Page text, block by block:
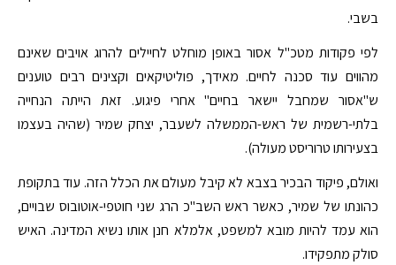
בשבי.
לפי פקודות מטכ"ל אסור באופן מוחלט לחיילים להרוג אויבים שאינם
מהווים עוד סכנה לחיים. מאידך, פוליטיקאים וקצינים רבים טוענים
ש"אסור שמחבל יישאר בחיים" אחרי פיגוע. זאת הייתה הנחייה
בלתי-רשמית של ראש-הממשלה לשעבר, יצחק שמיר (שהיה בעצמו
בצעירותו טרוריסט מעולה).
ואולם, פיקוד הבכיר בצבא לא קיבל מעולם את הכלל הזה. עוד בתקופת
כהונתו של שמיר, כאשר ראש השב"כ הרג שני חוטפי-אוטובוס שבויים,
הוא עמד להיות מובא למשפט, אלמלא חנן אותו נשיא המדינה. האיש
סולק מתפקידו.